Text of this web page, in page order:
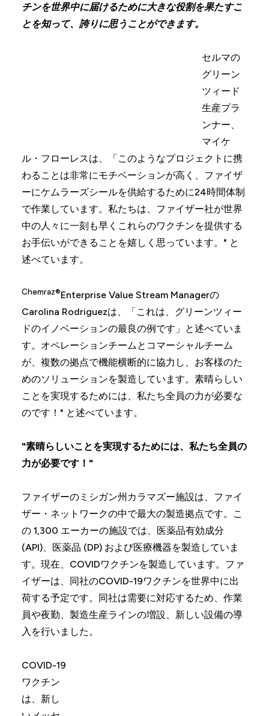
チンを世界中に届けるために大きな役割を果たすこ
とを知って、誇りに思うことができます。
セルマの
グリーン
ツィード
生産プラ
ンナー、
マイケ
ル・フローレスは、「このようなプロジェクトに携
わることは非常にモチベーションが高く、ファイザ
ーにケムラーズシールを供給するために24時間体制
で作業しています。私たちは、ファイザー社が世界
中の人々に一刻も早くこれらのワクチンを提供する
お手伝いができることを嬉しく思っています。" と
述べています。
Chemraz®Enterprise Value Stream Managerの
Carolina Rodriguezは、「これは、グリーンツィー
ドのイノベーションの最良の例です」と述べていま
す。オペレーションチームとコマーシャルチーム
が、複数の拠点で機能横断的に協力し、お客様のた
めのソリューションを製造しています。素晴らしい
ことを実現するためには、私たち全員の力が必要な
のです！" と述べています。
"素晴らしいことを実現するためには、私たち全員の
力が必要です！"
ファイザーのミシガン州カラマズー施設は、ファイ
ザー・ネットワークの中で最大の製造拠点です。こ
の 1,300 エーカーの施設では、医薬品有効成分
(API)、医薬品 (DP) および医療機器を製造していま
す。現在、COVIDワクチンを製造しています。ファ
イザーは、同社のCOVID-19ワクチンを世界中に出
荷する予定です。同社は需要に対応するため、作業
員や夜勤、製造生産ラインの増設、新しい設備の導
入を行いました。
COVID-19
ワクチン
は、新し